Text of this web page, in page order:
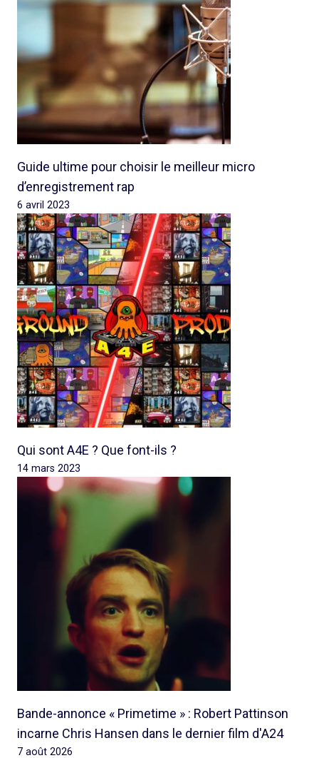
Guide ultime pour choisir le meilleur micro
d’enregistrement rap
6 avril 2023
Qui sont A4E ? Que font-ils ?
14 mars 2023
Bande-annonce « Primetime » : Robert Pattinson
incarne Chris Hansen dans le dernier film d'A24
7 août 2026